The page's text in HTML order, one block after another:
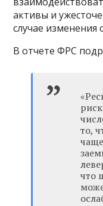
активы и
случае изменения
В отчете ФРС
то,
что